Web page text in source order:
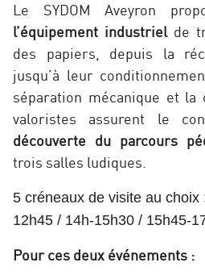
Le SYDOM Aveyron
l’équipement industriel de
des papiers, depuis la
jusqu’à leur
séparation mécanique et
valoristes assurent le
découverte du parcours
trois salles ludiques.
5 créneaux de visite au choix
12h45 / 14h-15h30 / 15h45-
Pour ces deux événements :